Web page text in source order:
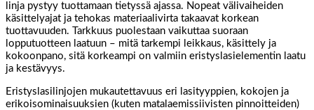
linja pystyy tuottamaan tietyssä ajassa. Nopeat välivaiheiden
käsittelyajat ja tehokas materiaalivirta takaavat korkean
tuottavuuden. Tarkkuus puolestaan vaikuttaa suoraan
lopputuotteen laatuun – mitä tarkempi leikkaus, käsittely ja
kokoonpano, sitä korkeampi on valmiin eristyslasielementin laatu
ja kestävyys.
Eristyslasilinjojen mukautettavuus eri lasityyppien, kokojen ja
erikoisominaisuuksien (kuten matalaemissiivisten pinnoitteiden)